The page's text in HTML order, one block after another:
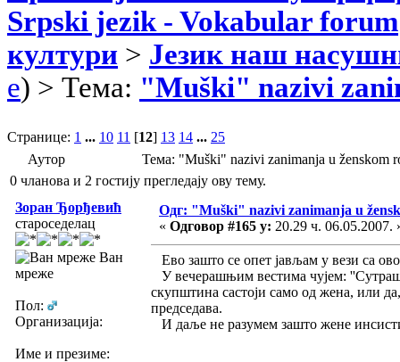
Srpski jezik - Vokabular forum
култури > Језик наш
e) > Тема: "Muški" nazivi
Странице: 1 ... 10 11 [12] 13 14 ... 25
Аутор
Тема: "Muški" nazivi zanimanja u ženskom
0 чланова и 2 гостију прегледају ову тему.
Зоран Ђорђевић
староседелац
Ван
мреже
Пол:
Организација:
Име и презиме:
Одг: "Muški" nazivi zanimanja u
« Одговор #165 у: 20.29 ч. 06.05.2007.
Ево зашто се опет јављам у вези са
У вечерашњим вестима чујем:
скупштина састоји само од жена, или
председава.
И даље не разумем зашто жене